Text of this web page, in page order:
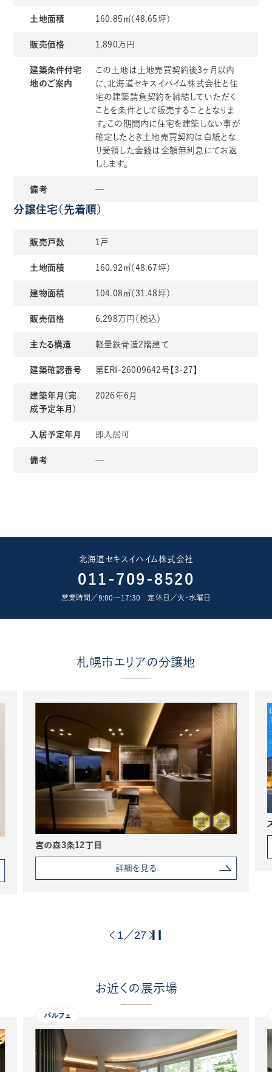
土地面積 160.85㎡（48.65坪）
販売価格 1,890万円
建築条件付宅
地のご案内
この土地は土地売買契約後3ヶ月以内
に、北海道セキスイハイム株式会社と住
宅の建築請負契約を締結していただく
ことを条件として販売することとなりま
す。この期間内に住宅を建築しない事が
確定したとき土地売買契約は白紙とな
り受領した金銭は全額無利息にてお返
しします。
備考 ─
分譲住宅（先着順）
販売戸数 1戸
土地面積 160.92㎡（48.67坪）
建物面積 104.08㎡（31.48坪）
販売価格 6,298万円（税込）
主たる構造 軽量鉄骨造2階建て
建築確認番号 第ERI-26009642号【3-27】
建築年月（完
成予定年月）
2026年6月
入居予定年月 即入居可
備考 ─
北海道セキスイハイム株式会社
011-709-8520
営業時間／9:00〜17:30 定休日／火･水曜日
札幌市エリアの分譲地
宮の森3条12丁目
詳細を見る
1 ／27
お近くの展示場
パルフェ